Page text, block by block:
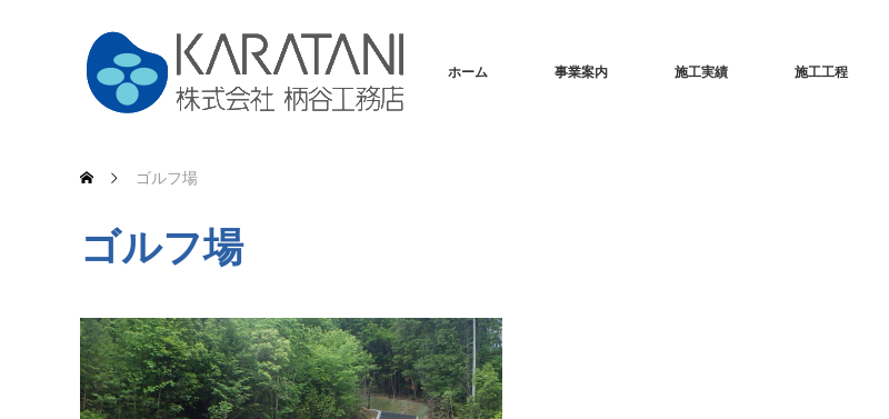
ホーム 事業案内 施工実績 施工工程
ゴルフ場
ゴルフ場